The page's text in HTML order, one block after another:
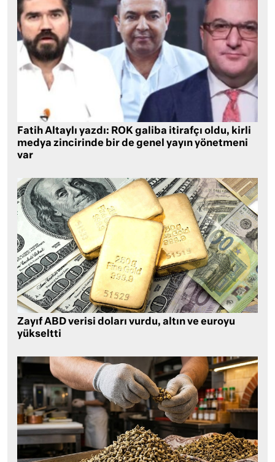
Fatih Altaylı yazdı: ROK galiba itirafçı oldu, kirli
medya zincirinde bir de genel yayın yönetmeni
var
Zayıf ABD verisi doları vurdu, altın ve euroyu
yükseltti